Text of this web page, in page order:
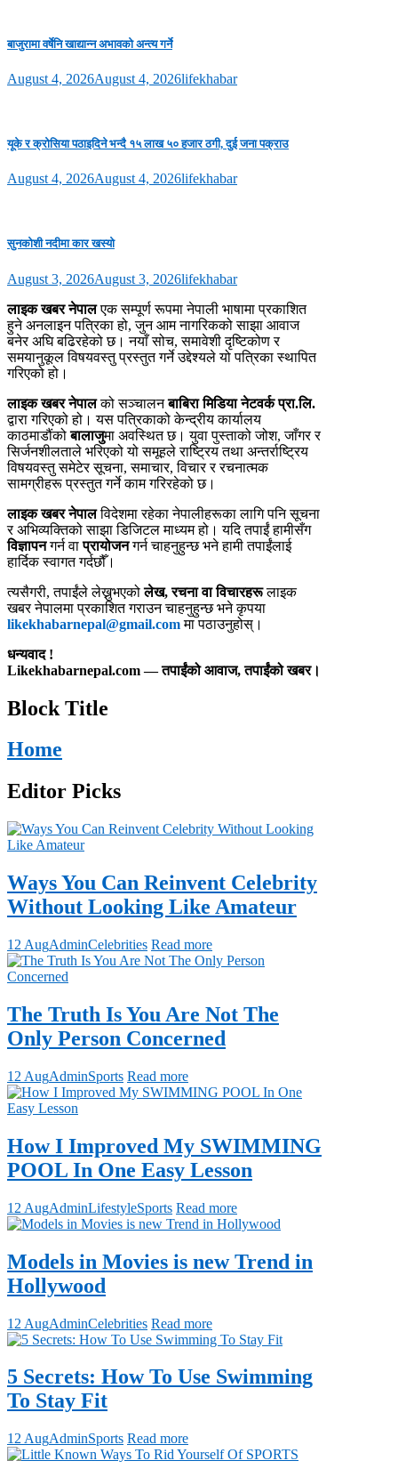
बाजुरामा वर्षेनि खाद्यान्न अभावको अन्त्य गर्ने
August 4, 2026August 4, 2026lifekhabar
यूके र क्रोसिया पठाइदिने भन्दै १५ लाख ५० हजार ठगी, दुई जना पक्राउ
August 4, 2026August 4, 2026lifekhabar
सुनकोशी नदीमा कार खस्यो
August 3, 2026August 3, 2026lifekhabar
लाइक खबर नेपालएक सम्पूर्ण रूपमा नेपाली भाषामा प्रकाशित
हुने अनलाइन पत्रिका हो, जुन आम नागरिकको साझा आवाज
बनेर अघि बढिरहेको छ। नयाँ सोच, समावेशी दृष्टिकोण र
समयानुकूल विषयवस्तु प्रस्तुत गर्ने उद्देश्यले यो पत्रिका स्थापित
गरिएको हो।
लाइक खबर नेपालको सञ्चालनबाबिरा मिडिया नेटवर्क प्रा.लि.
द्वारा गरिएको हो। यस पत्रिकाको केन्द्रीय कार्यालय
काठमाडौंकोबालाजुमा अवस्थित छ। युवा पुस्ताको जोश, जाँगर र
सिर्जनशीलताले भरिएको यो समूहले राष्ट्रिय तथा अन्तर्राष्ट्रिय
विषयवस्तु समेटेर सूचना, समाचार, विचार र रचनात्मक
सामग्रीहरू प्रस्तुत गर्ने काम गरिरहेको छ।
लाइक खबर नेपालविदेशमा रहेका नेपालीहरूका लागि पनि सूचना
र अभिव्यक्तिको साझा डिजिटल माध्यम हो। यदि तपाईं हामीसँग
विज्ञापनगर्न वाप्रायोजनगर्न चाहनुहुन्छ भने हामी तपाईंलाई
हार्दिक स्वागत गर्दछौँ।
त्यसैगरी, तपाईंले लेख्नुभएकोलेख, रचना वा विचारहरूलाइक
खबर नेपालमा प्रकाशित गराउन चाहनुहुन्छ भने कृपया
likekhabarnepal@gmail.comमा पठाउनुहोस्।
धन्यवाद !
Likekhabarnepal.com — तपाईंको आवाज, तपाईंको खबर।
Block Title
Home
Editor Picks
Ways You Can Reinvent Celebrity
Without Looking Like Amateur
12 AugAdminCelebrities Read more
The Truth Is You Are Not The
Only Person Concerned
12 AugAdminSports Read more
How I Improved My SWIMMING
POOL In One Easy Lesson
12 AugAdminLifestyleSports Read more
Models in Movies is new Trend in
Hollywood
12 AugAdminCelebrities Read more
5 Secrets: How To Use Swimming
To Stay Fit
12 AugAdminSports Read more